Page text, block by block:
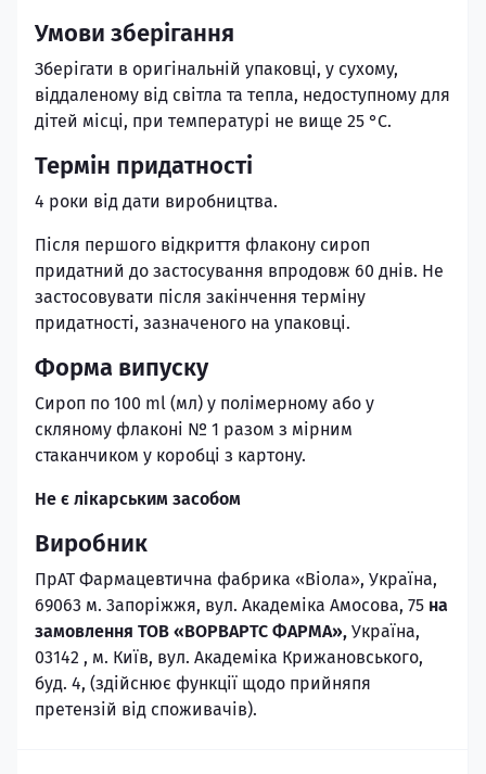
Умови зберігання
Зберiгати в оригiнальнiй упаковцi, у сухому,
вiддаленому вiд свiтла та тепла, недоступному для
дiтей мiсцi, при температурi не вище 25 °С.
Термін придатності
4 роки вiд дати виробництва.
Пiсля першого вiдкриття флакону сироп
придатний до застосування впродовж 60 днiв. Не
застосовувати пiсля закiнчення термiну
придатностi, зазначеного на упаковцi.
Форма випуску
Сироп по 100 ml (мл) у полiмерному або у
скляному флаконi № 1 разом з мiрним
стаканчиком у коробцi з картону.
Не є лiкарським засобом
Виробник
ПрАТ Фармацевтична фабрика «Вiола», Україна,
69063 м. 3апорiжжя, вул. Академiка Амосова, 75 на
замовлення ТОВ «ВОРВАРТС ФАРМА», Україна,
03142 , м. Київ, вул. Академiка Крижановського,
буд. 4, (здiйснює функцiї щодо прийняпя
претензiй вiд споживачiв).